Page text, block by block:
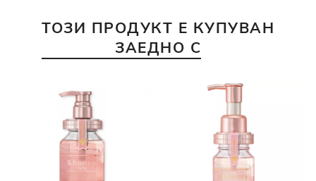
ТОЗИ ПРОДУКТ Е КУПУВАН
ЗАЕДНО С